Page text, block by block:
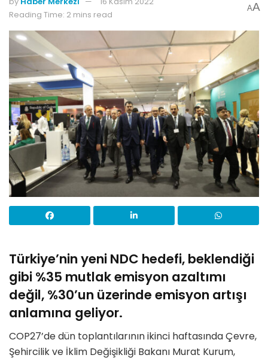
Reading Time: 2 mins read
AA
Türkiye’nin yeni NDC hedefi, beklendiği
gibi %35 mutlak emisyon azaltımı
değil, %30’un üzerinde emisyon artışı
anlamına geliyor.
COP27’de dün toplantılarının ikinci haftasında Çevre,
Şehircilik ve İklim Değişikliği Bakanı Murat Kurum,